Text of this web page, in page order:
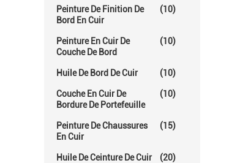
Peinture De Finition De
Bord En Cuir
(10)
Peinture En Cuir De
Couche De Bord
(10)
Huile De Bord De Cuir (10)
Couche En Cuir De
Bordure De Portefeuille
(10)
Peinture De Chaussures
En Cuir
(15)
Huile De Ceinture De Cuir (20)